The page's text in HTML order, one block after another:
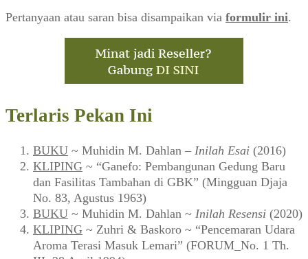
Pertanyaan atau saran bisa disampaikan via formulir ini.
Terlaris Pekan Ini
BUKU ~ Muhidin M. Dahlan – Inilah Esai (2016)
KLIPING ~ “Ganefo: Pembangunan Gedung Baru
dan Fasilitas Tambahan di GBK” (Mingguan Djaja
No. 83, Agustus 1963)
BUKU ~ Muhidin M. Dahlan ~ Inilah Resensi (2020)
KLIPING ~ Zuhri & Baskoro ~ “Pencemaran Udara
Aroma Terasi Masuk Lemari” (FORUM_No. 1 Th.